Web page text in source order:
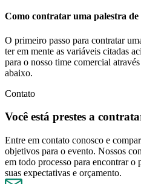
Como contratar uma palestra de
O primeiro passo para contratar
ter em mente as variáveis citadas
para o nosso time comercial
abaixo.
Contato
Você está prestes a
Entre em contato conosco e
objetivos para o evento. Nossos
em todo processo para encontrar o
suas expectativas e orçamento.